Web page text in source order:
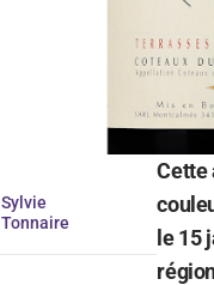
Sylvie
Tonnaire
Cette
le 15